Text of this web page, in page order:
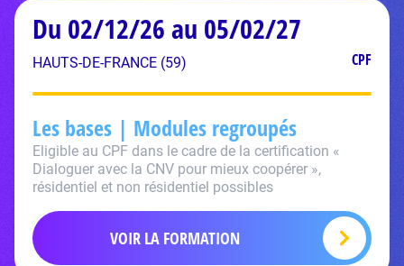
Du 02/12/26 au 05/02/27
HAUTS-DE-FRANCE (59) CPF
Les bases | Modules regroupés
Eligible au CPF dans le cadre de la certification «
Dialoguer avec la CNV pour mieux coopérer »,
résidentiel et non résidentiel possibles
VOIR LA FORMATION